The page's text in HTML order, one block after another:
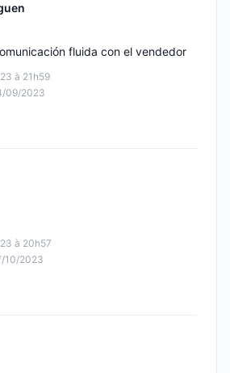
à 21h59
09/2023
fluida con el vendedor
à 20h57
10/2023